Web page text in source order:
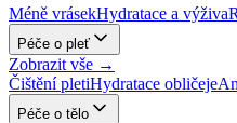
Méně vrásekHydratace a výživa
Péče o pleť
Zobrazit vše →
Čištění pletiHydratace obličeje
Péče o tělo